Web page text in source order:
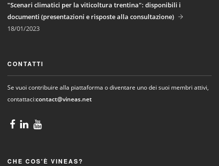
"Scenari climatici per la viticoltura trentina": disponibili i
documenti (presentazioni e risposte alla consultazione)
18/01/2023
CONTATTI
Se vuoi contribuire alla piattaforma o diventare uno dei suoi membri attivi,
contattaci:contact@vineas.net
CHE COS'È VINEAS?